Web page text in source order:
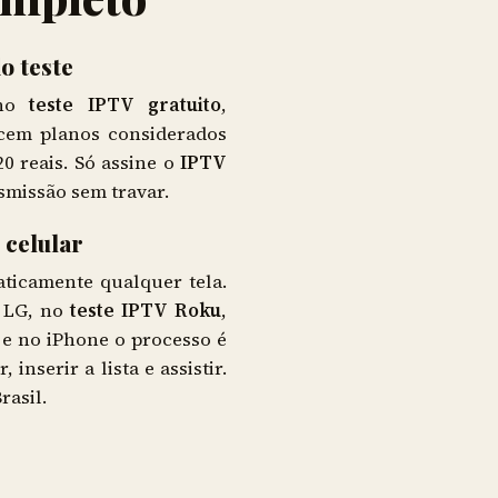
teste
teste IPTV gratuito,
planos considerados
reais. Só assine o IPTV
sem travar.
celular
qualquer tela.
LG, noteste IPTV Roku,
no iPhone o processo é
inserir a lista e assistir.